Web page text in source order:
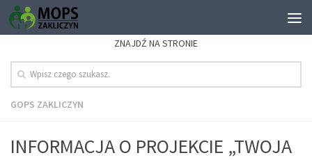
ZNAJDŹ NA STRONIE
GOPS ZAKLICZYN
INFORMACJA O PROJEKCIE „TWOJA